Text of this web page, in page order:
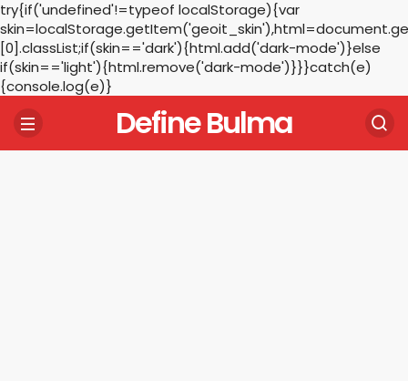
try{if('undefined'!=typeof localStorage){var
[0].classList;if(skin=='dark'){html.add('dark-mode')}else
if(skin=='light'){html.remove('dark-mode')}}}catch(e)
{console.log(e)}
Define Bulma